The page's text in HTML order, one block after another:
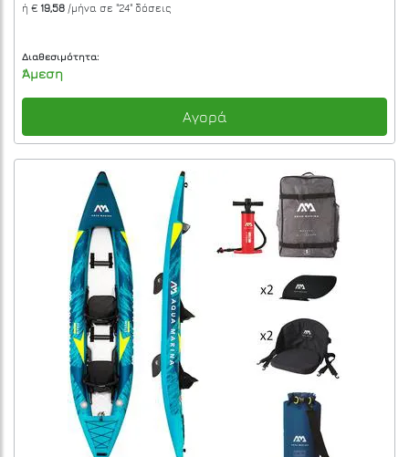
ή € 19,58 /μήνα σε "24" δόσεις
Διαθεσιμότητα:
Άμεση
Αγορά